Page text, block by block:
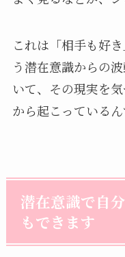
これは「相手も好
う潜在意識からの
いて、その現実を
から起こっているん
潜在意識で自
もできます